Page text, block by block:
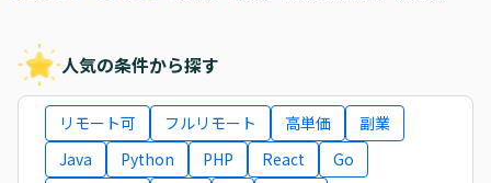
人気の条件から探す
リモート可 フルリモート 高単価
副業
Java
Python PHP React
Go